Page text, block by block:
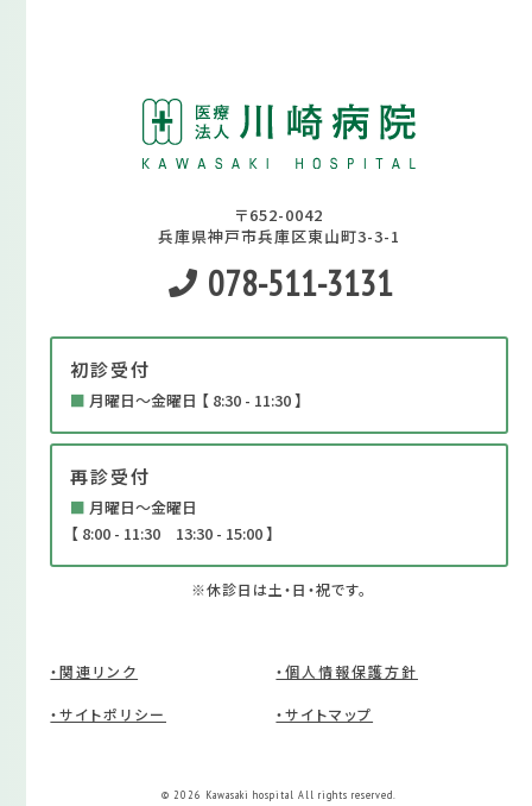
〒652-0042
兵庫県神戸市兵庫区東山町3-3-1
078-511-3131
初診受付
■ 月曜日～金曜日 【 8:30 - 11:30 】
再診受付
■ 月曜日～金曜日
【 8:00 - 11:30 13:30 - 15:00 】
※休診日は土・日・祝です。
・関連リンク ・個人情報保護方針
・サイトポリシー ・サイトマップ
© 2026 Kawasaki hospital All rights reserved.